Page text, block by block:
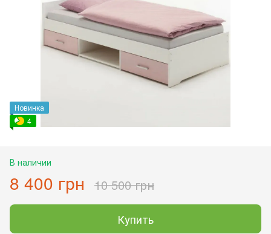
Новинка
4
В наличии
8 400 грн 10 500 грн
Купить